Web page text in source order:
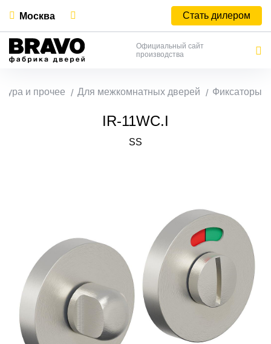
Москва Стать дилером
Официальный сайт
производства
и прочее Для межкомнатных дверей Фиксаторы
IR-11WC.I
SS